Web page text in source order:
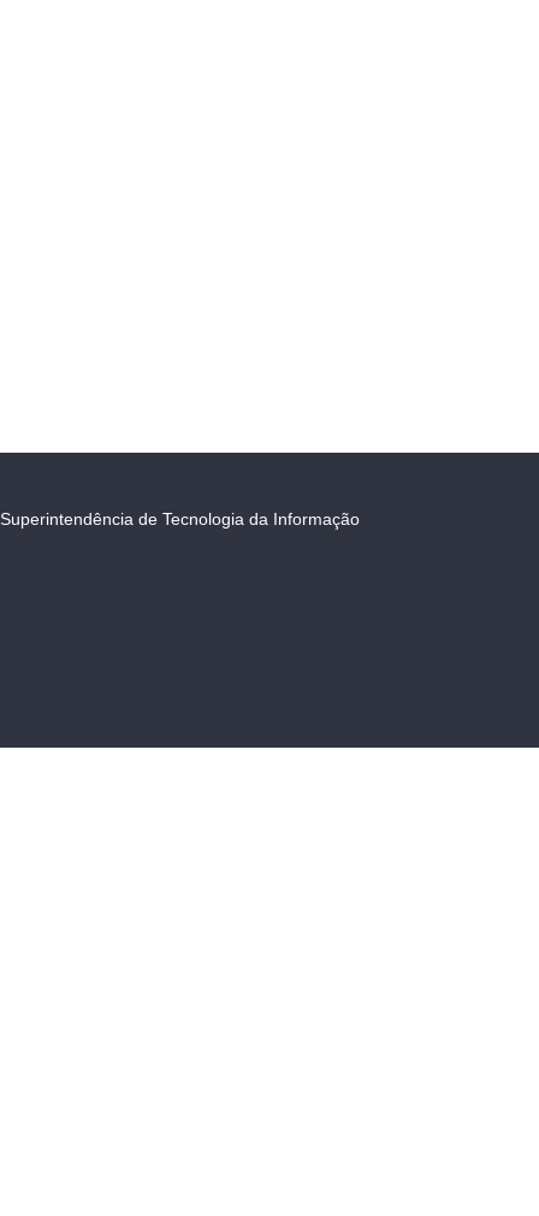
Superintendência de Tecnologia da Informação